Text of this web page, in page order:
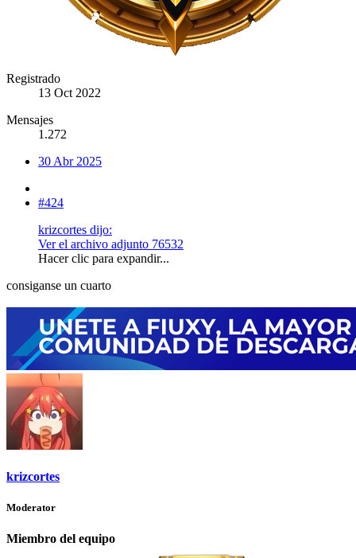
Registrado
13 Oct 2022
Mensajes
1.272
30 Abr 2025
#424
krizcortes dijo:
Ver el archivo adjunto 76532
Hacer clic para expandir...
consiganse un cuarto
krizcortes
Moderator
Miembro del equipo